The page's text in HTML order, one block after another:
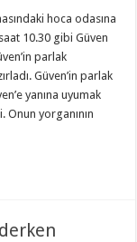
hoca odasına
10.30 gibi Güven
parlak
Güven’in parlak
yanına uyumak
Onun yorganının